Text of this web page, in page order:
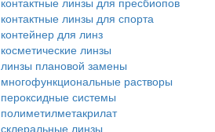
контактные линзы для спорта
контейнер для линз
косметические линзы
линзы плановой замены
многофункциональные растворы
пероксидные системы
полиметилметакрилат
склеральные линзы